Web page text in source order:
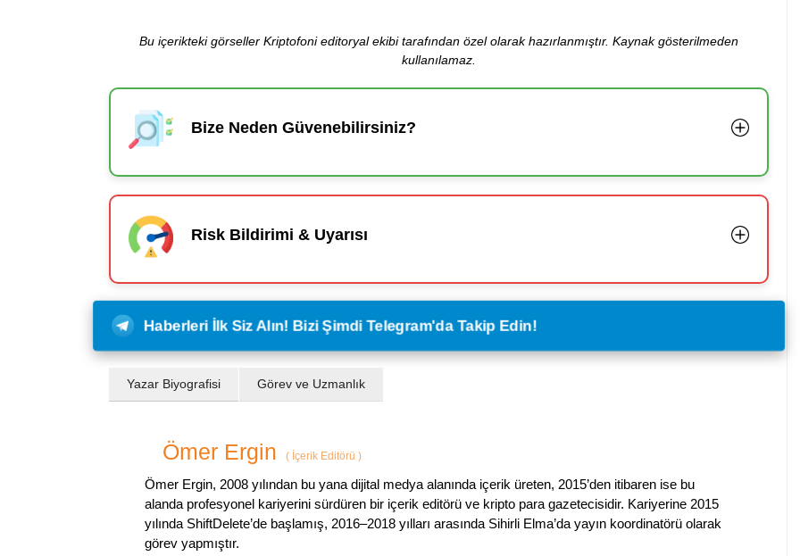
Bu içerikteki görseller Kriptofoni editoryal ekibi tarafından özel olarak hazırlanmıştır. Kaynak gösterilmeden
kullanılamaz.
Bize Neden Güvenebilirsiniz?
Risk Bildirimi & Uyarısı
Haberleri İlk Siz Alın! Bizi Şimdi Telegram'da Takip Edin!
Yazar Biyografisi Görev ve Uzmanlık
Ömer Ergin ( İçerik Editörü )
Ömer Ergin, 2008 yılından bu yana dijital medya alanında içerik üreten, 2015’den itibaren ise bu
alanda profesyonel kariyerini sürdüren bir içerik editörü ve kripto para gazetecisidir. Kariyerine 2015
yılında ShiftDelete’de başlamış, 2016–2018 yılları arasında Sihirli Elma’da yayın koordinatörü olarak
görev yapmıştır.